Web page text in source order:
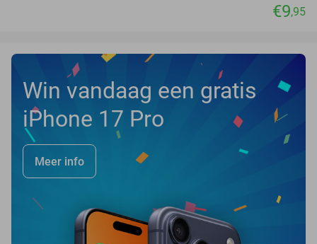
€9,95
Win vandaag een gratis
iPhone 17 Pro
Meer info